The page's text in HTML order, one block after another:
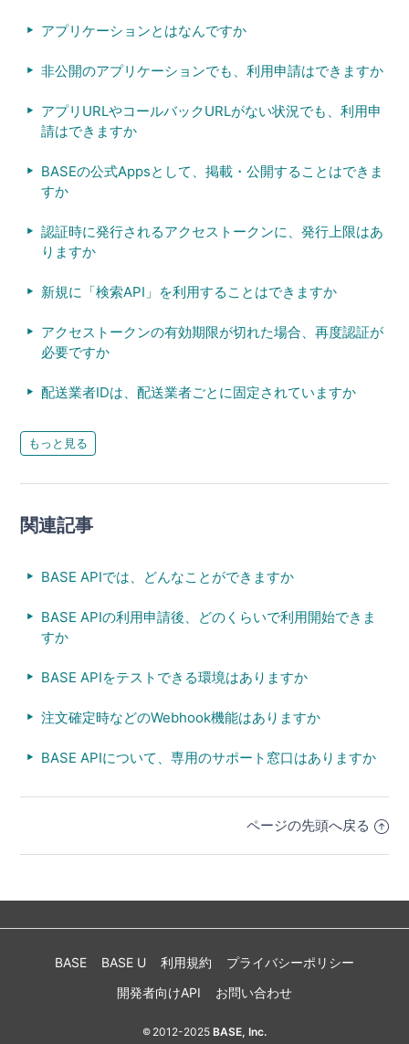
アプリケーションとはなんですか
非公開のアプリケーションでも、利用申請はできますか
アプリURLやコールバックURLがない状況でも、利用申
請はできますか
BASEの公式Appsとして、掲載・公開することはできま
すか
認証時に発行されるアクセストークンに、発行上限はあ
りますか
新規に「検索API」を利用することはできますか
アクセストークンの有効期限が切れた場合、再度認証が
必要ですか
配送業者IDは、配送業者ごとに固定されていますか
もっと見る
関連記事
BASE APIでは、どんなことができますか
BASE APIの利用申請後、どのくらいで利用開始できま
すか
BASE APIをテストできる環境はありますか
注文確定時などのWebhook機能はありますか
BASE APIについて、専用のサポート窓口はありますか
ページの先頭へ戻る
BASE BASE U 利用規約
プライバシーポリシー
開発者向けAPI
お問い合わせ
© 2012-2025BASE, Inc.